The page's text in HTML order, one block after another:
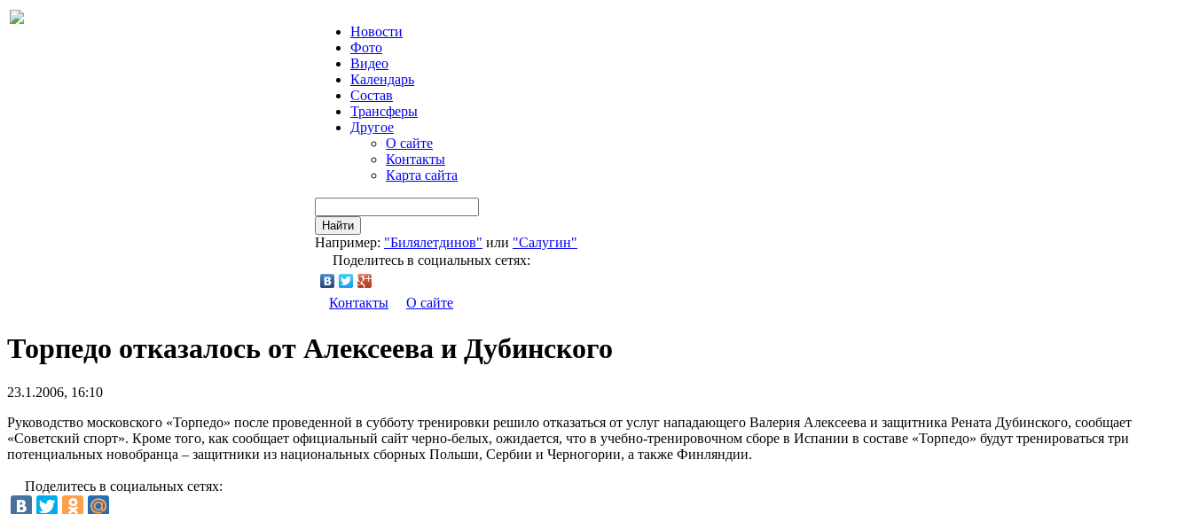
Новости
Фото
Видео
Календарь
Состав
Трансферы
Другое
О сайте
Контакты
Карта сайта
Найти
Например: "Билялетдинов" или "Салугин"
Поделитесь в социальных сетях:
Контакты О сайте
Торпедо отказалось от Алексеева и Дубинского
23.1.2006, 16:10
Руководство московского «Торпедо» после проведенной в субботу тренировки решило отказаться от услуг нападающего Валерия Алексеева и защитника Рената Дубинского, сообщает
«Советский спорт». Кроме того, как сообщает официальный сайт черно-белых, ожидается, что в учебно-тренировочном сборе в Испании в составе «Торпедо» будут тренироваться три
потенциальных новобранца – защитники из национальных сборных Польши, Сербии и Черногории, а также Финляндии.
Поделитесь в социальных сетях: